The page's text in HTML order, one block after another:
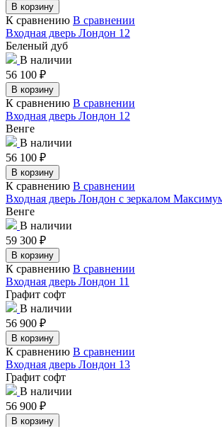
В корзину
К сравнению В сравнении
Входная дверь Лондон 12
Беленый дуб
В наличии
56 100 ₽
В корзину
К сравнению В сравнении
Входная дверь Лондон 12
Венге
В наличии
56 100 ₽
В корзину
К сравнению В сравнении
Входная дверь Лондон с зеркалом
Венге
В наличии
59 300 ₽
В корзину
К сравнению В сравнении
Входная дверь Лондон 11
Графит софт
В наличии
56 900 ₽
В корзину
К сравнению В сравнении
Входная дверь Лондон 13
Графит софт
В наличии
56 900 ₽
В корзину